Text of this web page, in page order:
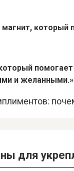
который
помогает
и желанными.»
для